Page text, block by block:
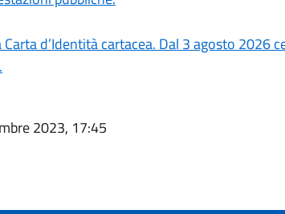
d’Identità cartacea. Dal 3 agosto 2026
2023, 17:45